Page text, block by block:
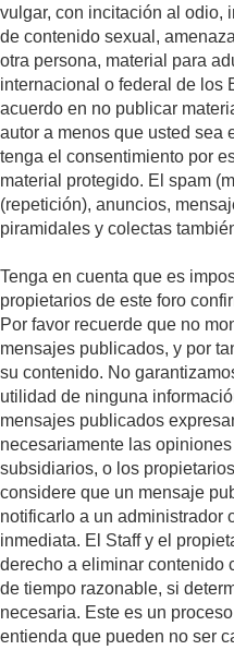
vulgar, con incitación al odio,
de contenido sexual,
otra persona, material para
internacional o federal de los
acuerdo en no publicar
autor a menos que usted sea
tenga el consentimiento por
material protegido. El spam
(repetición), anuncios,
piramidales y colectas
Tenga en cuenta que es
propietarios de este foro
Por favor recuerde que no
mensajes publicados, y por
su contenido. No
utilidad de ninguna
mensajes publicados
necesariamente las
subsidiarios, o los
considere que un mensaje
notificarlo a un administrador
inmediata. El Staff y el
derecho a eliminar contenido
de tiempo razonable, si
necesaria. Este es un
entienda que pueden no ser